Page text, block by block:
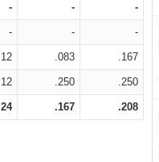
- - -
- - -
12 .083 .167
12 .250 .250
24 .167 .208